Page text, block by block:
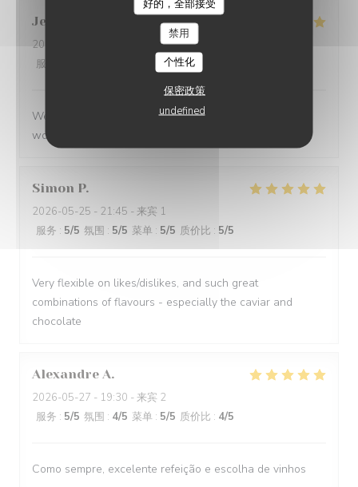
好的，全部接受
禁用
个性化
保密政策
undefined
Jenny
2026-05-25
- 21:15 - 来宾 2
服务
5/5 质价比
We had a great evening at Essencial. The staff was
wonderful and the food was excellent!
Simon P
2026-05-25 - 21:45 - 来宾 1
服务 : 5/5 氛围 : 5/5 菜单 : 5/5 质价比 : 5/5
Very flexible on likes/dislikes, and such great
combinations of flavours - especially the caviar and
chocolate
Alexandre A
2026-05-27 - 19:30 - 来宾 2
服务 : 5/5 氛围 : 4/5 菜单 : 5/5 质价比 : 4/5
Como sempre, excelente refeição e escolha de vinhos